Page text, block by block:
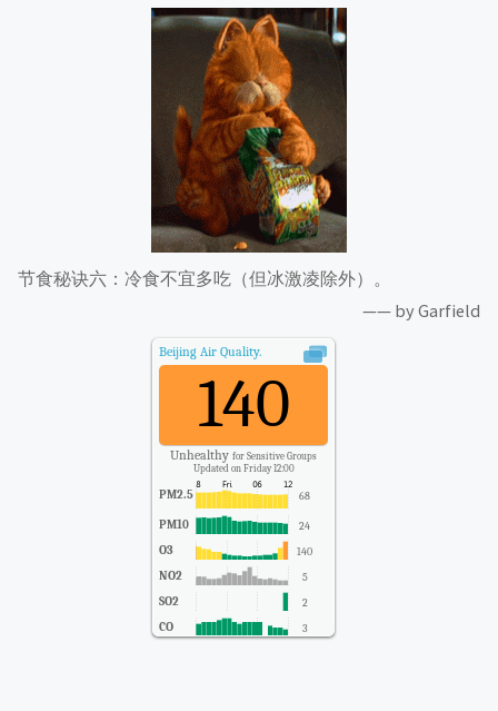
节食秘诀六：冷食不宜多吃（但冰激凌除外）。
—— by Garfield
Beijing Air Quality.
140
Unhealthy for Sensitive Groups
Updated on Friday 12:00
PM2.5 68
PM10 24
O3 140
NO2 5
SO2 2
CO 3